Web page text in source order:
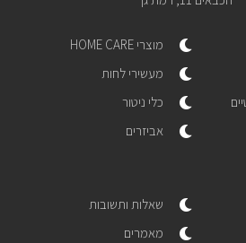
מוצרי HOME CARE
מעשירי לחות
כלי ניטור
אביזרים
שאלות ותשובות
מאמרים